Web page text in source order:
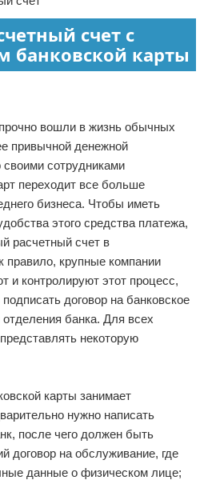
счет с
банковской карты
вошли в жизнь обычных
привычной денежной
сотрудниками
переходит все больше
бизнеса. Чтобы иметь
этого средства платежа,
расчетный счет в
крупные компании
и контролируют этот процесс,
договор на банковское
банка. Для всех
некоторую
карты занимает
нужно написать
после чего должен быть
договор на обслуживание, где
данные о физическом лице;